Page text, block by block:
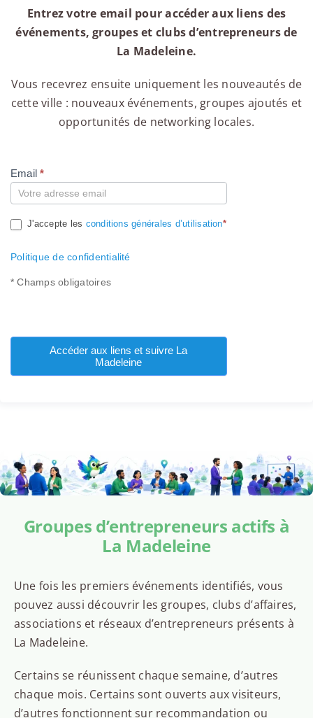
Entrez votre email pour accéder aux liens des
événements, groupes et clubs d’entrepreneurs de
La Madeleine.
Vous recevrez ensuite uniquement les nouveautés de
cette ville : nouveaux événements, groupes ajoutés et
opportunités de networking locales.
Compte
Email*
J'accepte les conditions générales d’utilisation*
Politique de confidentialité
* Champs obligatoires
Accéder aux liens et suivre La
Madeleine
Groupes d’entrepreneurs actifs à
La Madeleine
Une fois les premiers événements identifiés, vous
pouvez aussi découvrir les groupes, clubs d’affaires,
associations et réseaux d’entrepreneurs présents à
La Madeleine.
Certains se réunissent chaque semaine, d’autres
chaque mois. Certains sont ouverts aux visiteurs,
d’autres fonctionnent sur recommandation ou